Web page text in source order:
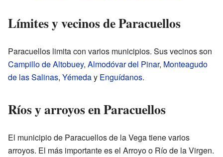
Límites y vecinos de Paracuellos
Paracuellos limita con varios municipios. Sus vecinos son
Campillo de Altobuey, Almodóvar del Pinar, Monteagudo
de las Salinas, Yémeday Enguídanos.
Ríos y arroyos en Paracuellos
El municipio de Paracuellos de la Vega tiene varios
arroyos. El más importante es el Arroyo o Río de la Virgen.